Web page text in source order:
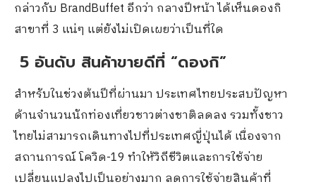
กล่าวกับ BrandBuffet อีกว่า กลางปีหน้า ได้เห็นดองกิ
สาขาที่ 3 แน่ๆ แต่ยังไม่เปิดเผยว่าเป็นที่ใด
5 อันดับ สินค้าขายดีที่ “ดองกิ”
สำหรับในช่วงต้นปีที่ผ่านมา ประเทศไทยประสบปัญหา
ด้านจำนวนนักท่องเที่ยวชาวต่างชาติลดลง รวมทั้งชาว
ไทยไม่สามารถเดินทางไปที่ประเทศญี่ปุ่นได้ เนื่องจาก
สถานการณ์ โควิด-19 ทำให้วิถีชีวิตและการใช้จ่าย
เปลี่ยนแปลงไปเป็นอย่างมาก ลดการใช้จ่ายสินค้าที่